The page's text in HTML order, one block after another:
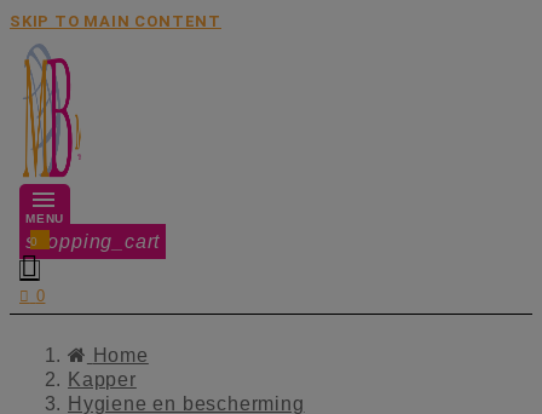
SKIP TO MAIN CONTENT
MENU
shopping_cart
0

 0
Home
Kapper
Hygiene en bescherming